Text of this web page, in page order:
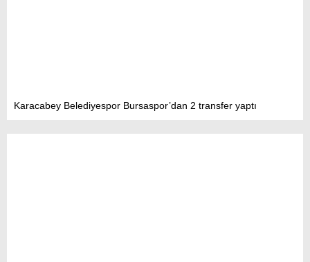
Karacabey Belediyespor Bursaspor’dan 2 transfer yaptı